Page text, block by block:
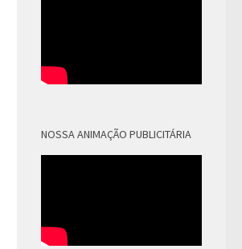
NOSSA ANIMAÇÃO PUBLICITÁRIA